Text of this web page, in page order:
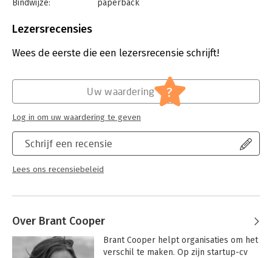
efficient market testing
overcome typical startup roadblocks
'The Lean Entrepreneur' is your complete guide to getting your
startup moving in the right direction quickly and hyper-
Bindwijze:
paperback
Uitgever:
Verschijningsdatum:
1-1-2016
Algemeen management
Lezersrecensies
Wees de eerste die een lezersrecensie schrijft!
Schrijf een recensie
Lees ons recensiebeleid
Uw waardering ?
Log in om uw waardering te geven
Over Brant Cooper
Brant Cooper helpt organisaties om het
verschil te maken. Op zijn startup-cv